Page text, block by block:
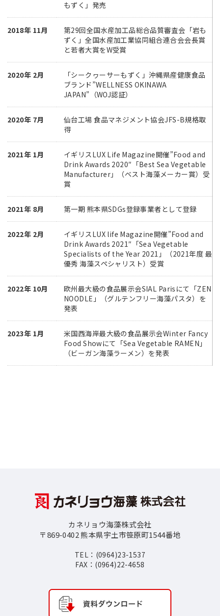
もずく」発売
2018年 11月
第29回全国水産加工品総合品質審査会「岩も
ずく」全国水産加工業協同組合連合会会長賞
と若者大賞をW受賞
2020年 2月
「シークヮーサーもずく」沖縄県産健康食品
ブランド”WELLNESS OKINAWA
JAPAN”（WOJ認証）
2020年 7月
仙台工場 食品マネジメント協会JFS-B規格取
得
2021年 1月
イギリスLUX Life Magazine開催”Food and
Drink Awards 2020″「Best Sea Vegetable
Manufacturer」（ベスト海藻メーカー賞）受
賞
2021年 8月 第一期 熊本県SDGs登録事業者として登録
2022年 2月
イギリスLUX life Magazine開催”Food and
Drink Awards 2021″「Sea Vegetable
Specialists of the Year 2021」（2021年度 最
優秀 海藻スペシャリスト）受賞
2022年 10月
欧州最大級の食品展示会SIAL Parisにて「ZEN
NOODLE」（グルテンフリー海藻パスタ）を
発表
2023年 1月
米国西海岸最大級の食品展示会Winter Fancy
Food Showにて「Sea Vegetable RAMEN」
（ビーガン海藻ラーメン）を発表
カネリョウ海藻株式会社
〒869-0402 熊本県宇土市笹原町1544番地
TEL：(0964)23-1537
FAX：(0964)22-4658